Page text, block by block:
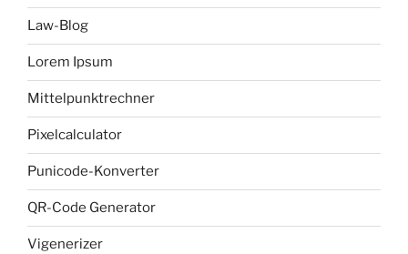
Law-Blog
Lorem Ipsum
Mittelpunktrechner
Pixelcalculator
Punicode-Konverter
QR-Code Generator
Vigenerizer